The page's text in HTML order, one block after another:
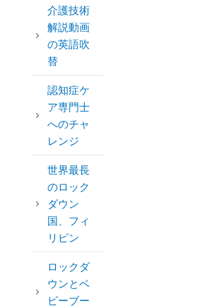
介護技術
解説動画
の英語吹
替
認知症ケ
ア専門士
へのチャ
レンジ
世界最長
のロック
ダウン
国、フィ
リピン
ロックダ
ウンとベ
ビーブー